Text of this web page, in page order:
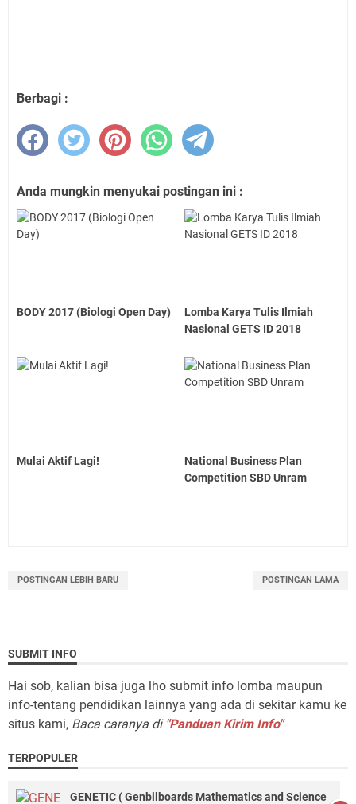
Berbagi :
Anda mungkin menyukai postingan ini :
BODY 2017 (Biologi Open Day)
Lomba Karya Tulis Ilmiah
Nasional GETS ID 2018
Mulai Aktif Lagi!
National Business Plan
Competition SBD Unram
POSTINGAN LEBIH BARU POSTINGAN LAMA
SUBMIT INFO
Hai sob, kalian bisa juga lho submit info lomba maupun
info-tentang pendidikan lainnya yang ada di sekitar kamu ke
situs kami, Baca caranya di "Panduan Kirim Info"
TERPOPULER
GENETIC ( Genbilboards Mathematics and Science